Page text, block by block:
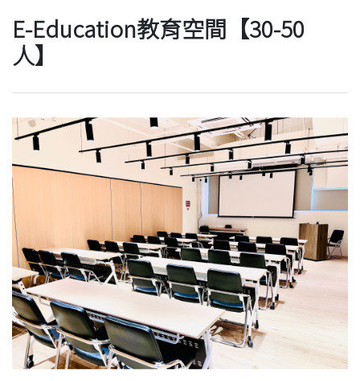
E-Education教育空間【30-50
人】